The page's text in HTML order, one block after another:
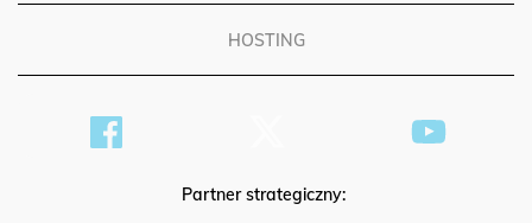
HOSTING
Partner strategiczny: